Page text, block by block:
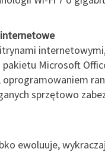
Microsoft
sprzętowo
ewoluuje,